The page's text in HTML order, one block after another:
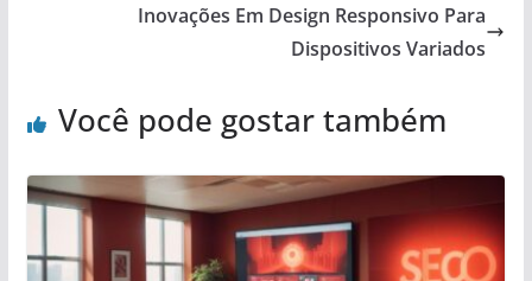
Inovações Em Design Responsivo Para
Dispositivos Variados
Você pode gostar também